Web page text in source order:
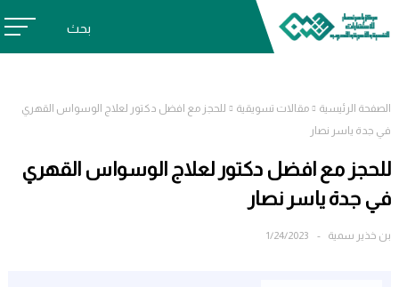
بحث
الصفحة الرئيسية مقالات تسويقية
للحجز مع افضل دكتور لعلاج الوسواس القهري
في جدة ياسر نصار
للحجز مع افضل دكتور لعلاج الوسواس القهري
في جدة ياسر نصار
بن خذير سمية 1/24/2023